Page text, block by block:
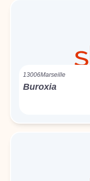
13006Marseille
Buroxia